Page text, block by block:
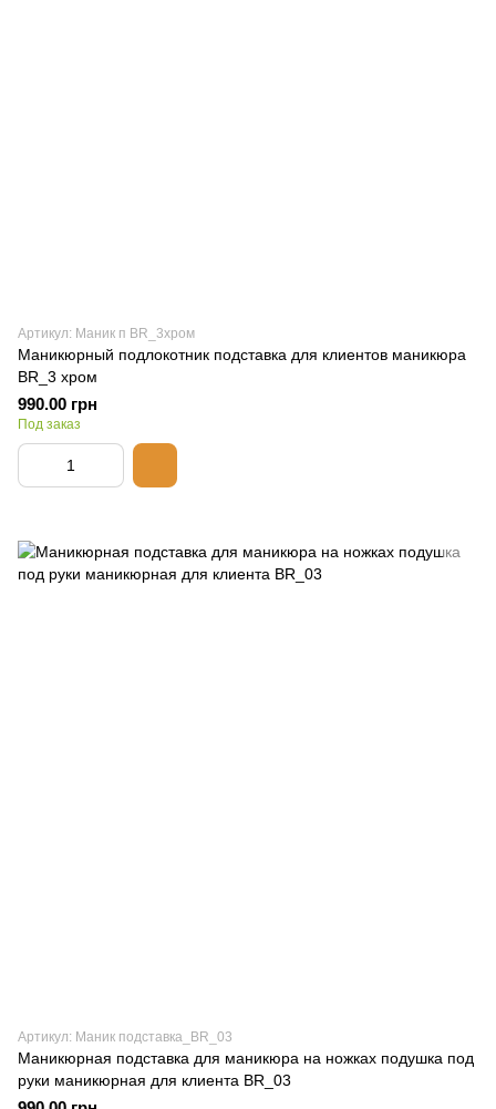
Артикул: Маник п BR_3хром
Маникюрный подлокотник подставка для клиентов маникюра
BR_3 хром
990.00 грн
Под заказ
Артикул: Маник подставка_BR_03
Маникюрная подставка для маникюра на ножках подушка под
руки маникюрная для клиента BR_03